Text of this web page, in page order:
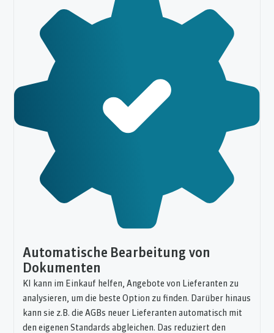
Automatische Bearbeitung von
Dokumenten
KI kann im Einkauf helfen, Angebote von Lieferanten zu
analysieren, um die beste Option zu finden. Darüber hinaus
kann sie z.B. die AGBs neuer Lieferanten automatisch mit
den eigenen Standards abgleichen. Das reduziert den